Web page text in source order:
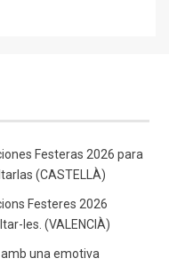
Festeras 2026 para
(CASTELLÀ)
Festeres 2026
les. (VALENCIÀ)
una emotiva